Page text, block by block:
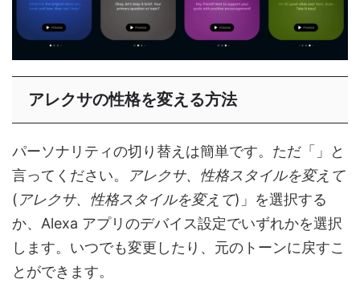
アレクサの性格を変える方法
パーソナリティの切り替えは簡単です。ただ「」と
言ってください。
アレクサ、性格スタイルを変えて
( アレクサ、性格スタイルを変えて)」を選択する
か、Alexa アプリのデバイス設定でいずれかを選択
します。いつでも変更したり、元のトーンに戻すこ
とができます。